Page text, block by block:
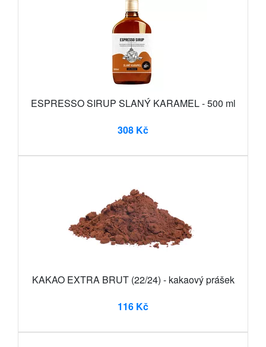
ESPRESSO SIRUP SLANÝ KARAMEL - 500 ml
308 Kč
KAKAO EXTRA BRUT (22/24) - kakaový prášek
116 Kč